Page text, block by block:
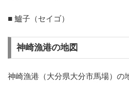
■ 鱸子（セイゴ）
神崎漁港の地図
神崎漁港（大分県大分市馬場）の